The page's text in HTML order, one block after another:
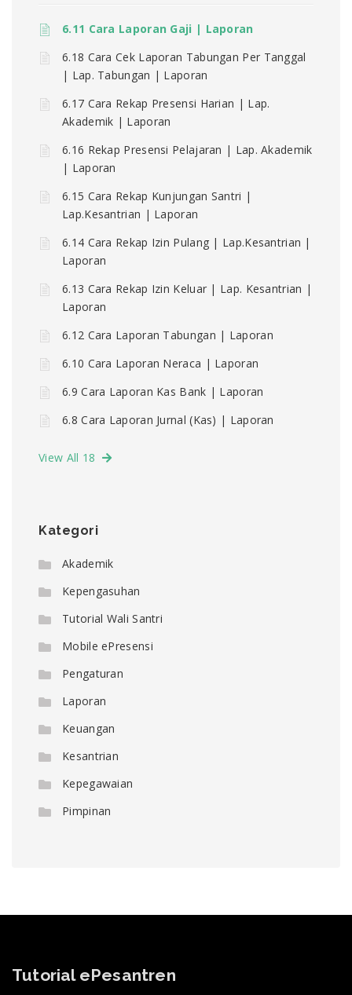
6.11 Cara Laporan Gaji | Laporan
6.18 Cara Cek Laporan Tabungan Per Tanggal
| Lap. Tabungan | Laporan
6.17 Cara Rekap Presensi Harian | Lap.
Akademik | Laporan
6.16 Rekap Presensi Pelajaran | Lap. Akademik
| Laporan
6.15 Cara Rekap Kunjungan Santri |
Lap.Kesantrian | Laporan
6.14 Cara Rekap Izin Pulang | Lap.Kesantrian |
Laporan
6.13 Cara Rekap Izin Keluar | Lap. Kesantrian |
Laporan
6.12 Cara Laporan Tabungan | Laporan
6.10 Cara Laporan Neraca | Laporan
6.9 Cara Laporan Kas Bank | Laporan
6.8 Cara Laporan Jurnal (Kas) | Laporan
View All 18
Kategori
Akademik
Kepengasuhan
Tutorial Wali Santri
Mobile ePresensi
Pengaturan
Laporan
Keuangan
Kesantrian
Kepegawaian
Pimpinan
Tutorial ePesantren